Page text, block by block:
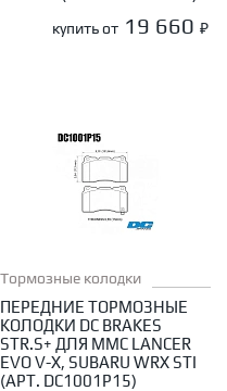
купить от 19 660 ₽
Тормозные колодки
ПЕРЕДНИЕ ТОРМОЗНЫЕ
КОЛОДКИ DC BRAKES
STR.S+ ДЛЯ MMC LANCER
EVO V-X, SUBARU WRX STI
(АРТ. DC1001P15)